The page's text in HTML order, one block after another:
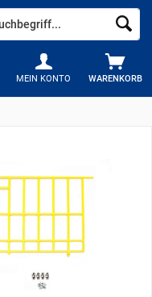
WARENKORB
MEIN KONTO